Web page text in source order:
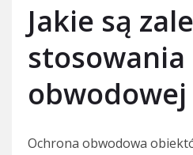
Jakie są
obwodowej
Ochrona obwodowa